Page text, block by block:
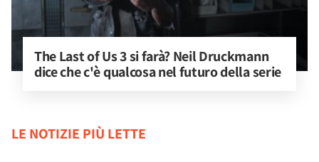
The Last of Us 3 si farà? Neil Druckmann
dice che c'è qualcosa nel futuro della serie
LE NOTIZIE PIÙ LETTE